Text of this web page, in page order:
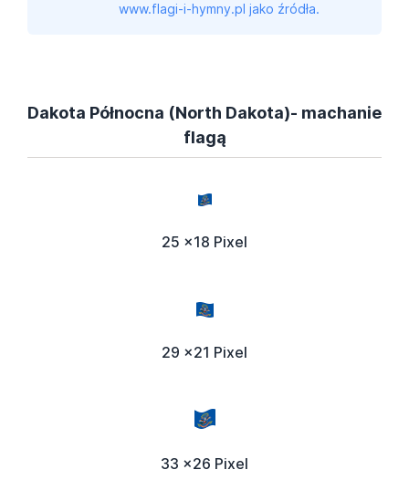
www.flagi-i-hymny.pl jako źródła.
Dakota Północna (North Dakota)- machanie
flagą
25 x18 Pixel
29 x21 Pixel
33 x26 Pixel